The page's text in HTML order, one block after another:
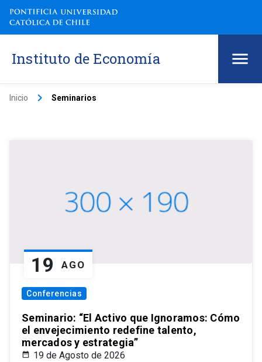
Instituto de Economía
Inicio keyboard_arrow_right Seminarios
19 AGO
Conferencias
Seminario: “El Activo que Ignoramos: Cómo
el envejecimiento redefine talento,
mercados y estrategia”
19 de Agosto de 2026